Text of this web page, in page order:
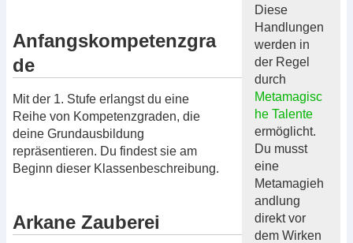
Diese
Handlungen
werden in
der Regel
durch
Metamagisc
he Talente
ermöglicht.
Du musst
eine
Metamagieh
andlung
direkt vor
dem Wirken
Anfangskompetenzgra
de
Mit der 1. Stufe erlangst du eine
Reihe von Kompetenzgraden, die
deine Grundausbildung
repräsentieren. Du findest sie am
Beginn dieser Klassenbeschreibung.
Arkane Zauberei